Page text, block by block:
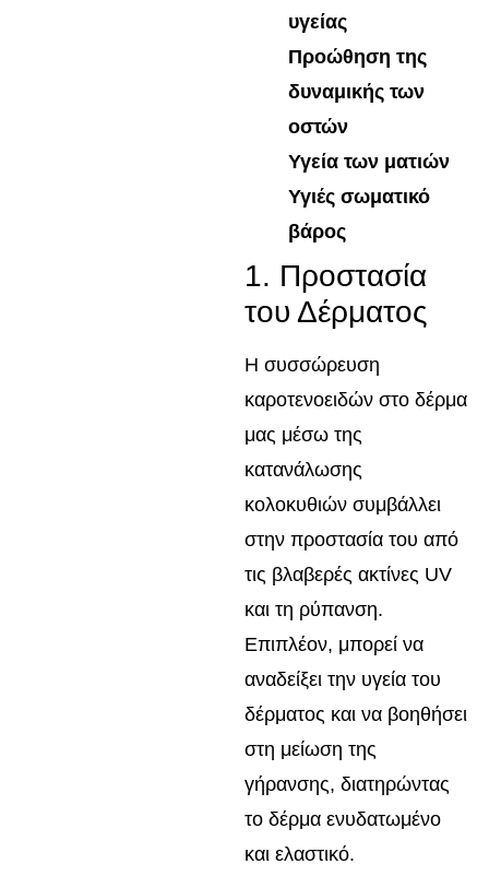
υγείας
Προώθηση της
δυναμικής των
οστών
Υγεία των ματιών
Υγιές σωματικό
βάρος
1. Προστασία
του Δέρματος
Η συσσώρευση
καροτενοειδών στο δέρμα
μας μέσω της
κατανάλωσης
κολοκυθιών συμβάλλει
στην προστασία του από
τις βλαβερές ακτίνες UV
και τη ρύπανση.
Επιπλέον, μπορεί να
αναδείξει την υγεία του
δέρματος και να βοηθήσει
στη μείωση της
γήρανσης, διατηρώντας
το δέρμα ενυδατωμένο
και ελαστικό.